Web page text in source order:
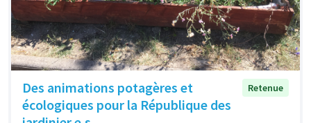
Des animations potagères et
écologiques pour la République des
Retenue